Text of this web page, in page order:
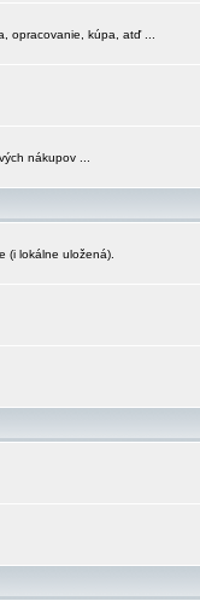
opracovanie, kúpa, atď ...
nákupov ...
(i lokálne uložená).